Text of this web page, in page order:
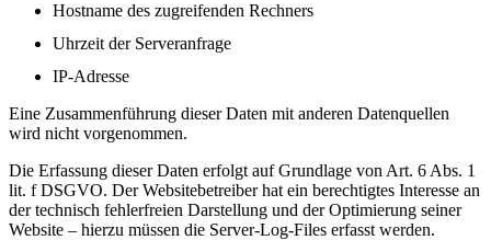
Hostname des zugreifenden Rechners
Uhrzeit der Serveranfrage
IP-Adresse
Eine Zusammenführung dieser Daten mit anderen Datenquellen
wird nicht vorgenommen.
Die Erfassung dieser Daten erfolgt auf Grundlage von Art. 6 Abs. 1
lit. f DSGVO. Der Websitebetreiber hat ein berechtigtes Interesse an
der technisch fehlerfreien Darstellung und der Optimierung seiner
Website – hierzu müssen die Server-Log-Files erfasst werden.